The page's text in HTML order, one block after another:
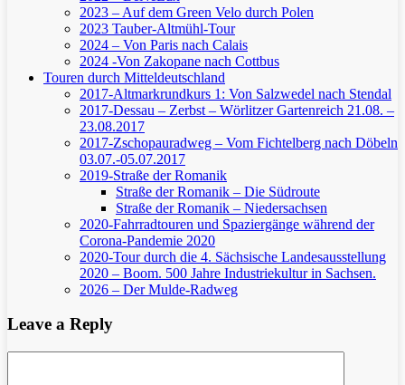
2023 – Auf dem Green Velo durch Polen
2023 Tauber-Altmühl-Tour
2024 – Von Paris nach Calais
2024 -Von Zakopane nach Cottbus
Touren durch Mitteldeutschland
2017-Altmarkrundkurs 1: Von Salzwedel nach Stendal
2017-Dessau – Zerbst – Wörlitzer Gartenreich 21.08. –
23.08.2017
2017-Zschopauradweg – Vom Fichtelberg nach Döbeln
03.07.-05.07.2017
2019-Straße der Romanik
Straße der Romanik – Die Südroute
Straße der Romanik – Niedersachsen
2020-Fahrradtouren und Spaziergänge während der
Corona-Pandemie 2020
2020-Tour durch die 4. Sächsische Landesausstellung
2020 – Boom. 500 Jahre Industriekultur in Sachsen.
2026 – Der Mulde-Radweg
Leave a Reply